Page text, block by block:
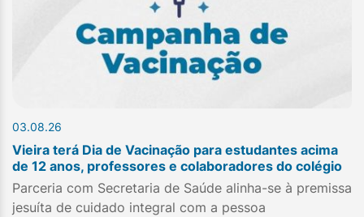
03.08.26
Vieira terá Dia de Vacinação para estudantes acima
de 12 anos, professores e colaboradores do colégio
Parceria com Secretaria de Saúde alinha-se à premissa
jesuíta de cuidado integral com a pessoa